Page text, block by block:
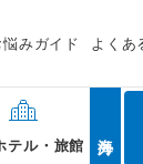
みガイド よくあ
テル・旅館